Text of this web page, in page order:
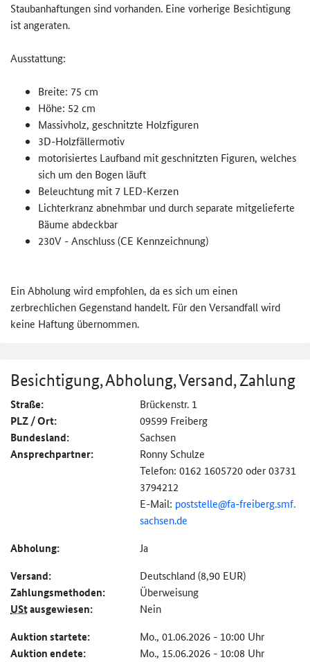
Staubanhaftungen sind vorhanden. Eine vorherige Besichtigung
ist angeraten.
Ausstattung:
Breite: 75 cm
Höhe: 52 cm
Massivholz, geschnitzte Holzfiguren
3D-Holzfällermotiv
motorisiertes Laufband mit geschnitzten Figuren, welches
sich um den Bogen läuft
Beleuchtung mit 7 LED-Kerzen
Lichterkranz abnehmbar und durch separate mitgelieferte
Bäume abdeckbar
230V - Anschluss (CE Kennzeichnung)
Ein Abholung wird empfohlen, da es sich um einen
zerbrechlichen Gegenstand handelt. Für den Versandfall wird
keine Haftung übernommen.
Besichtigung, Abholung, Versand, Zahlung
Straße: Brückenstr. 1
PLZ / Ort: 09599 Freiberg
Bundesland: Sachsen
Ansprechpartner:
Ronny Schulze
Telefon: 0162 1605720 oder 03731
3794212
E-Mail: poststelle@fa-freiberg.smf.
sachsen.de
Abholung: Ja
Versand: Deutschland (8,90 EUR)
Zahlungs­methoden: Überweisung
UStausgewiesen: Nein
Auktion startete: Mo., 01.06.2026 - 10:00 Uhr
Auktion endete: Mo., 15.06.2026 - 10:08 Uhr